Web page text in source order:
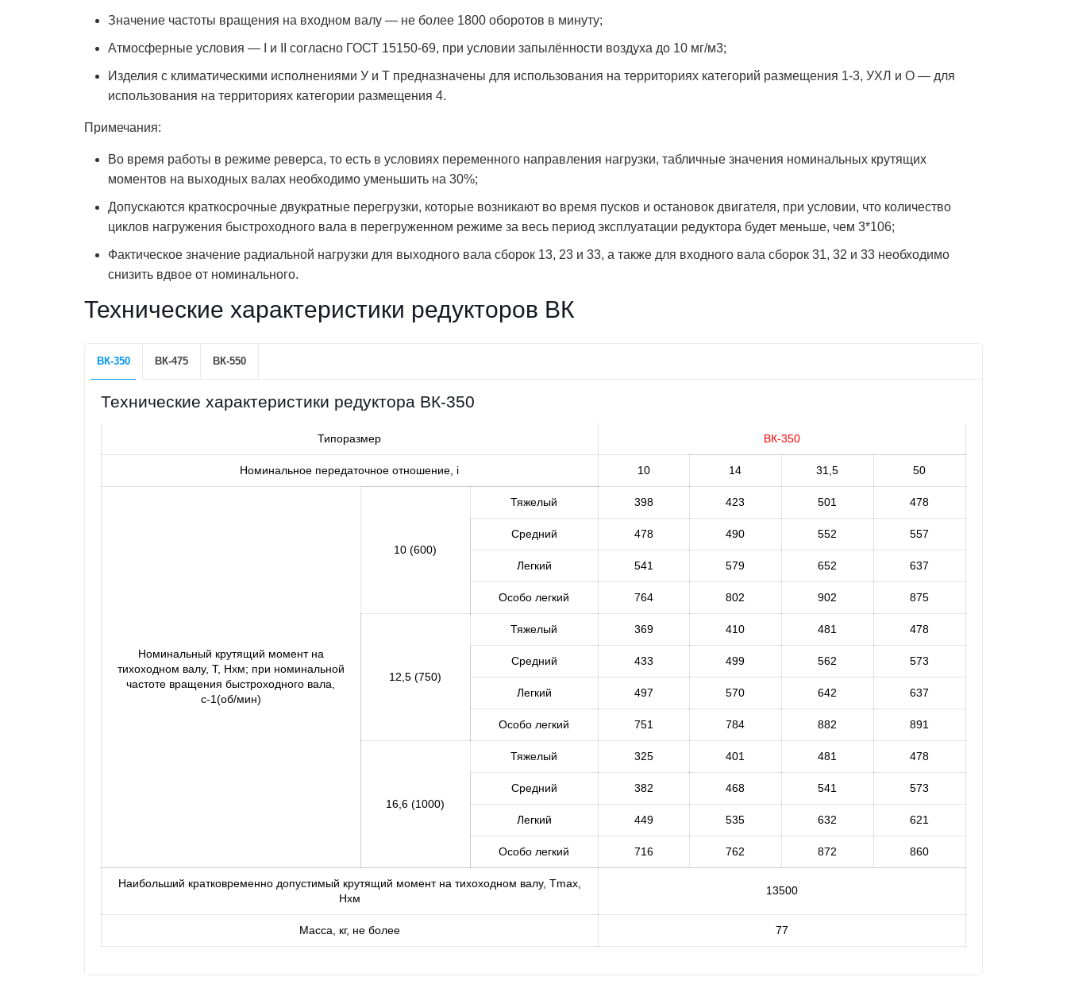
Значение частоты вращения на входном валу — не более 1800 оборотов в минуту;
Атмосферные условия — I и II согласно ГОСТ 15150-69, при условии запылённости воздуха до 10 мг/м3;
Изделия с климатическими исполнениями У и Т предназначены для использования на территориях категорий размещения 1-3, УХЛ и О — для
использования на территориях категории размещения 4.
Примечания:
Во время работы в режиме реверса, то есть в условиях переменного направления нагрузки, табличные значения номинальных крутящих
моментов на выходных валах необходимо уменьшить на 30%;
Допускаются краткосрочные двукратные перегрузки, которые возникают во время пусков и остановок двигателя, при условии, что количество
циклов нагружения быстроходного вала в перегруженном режиме за весь период эксплуатации редуктора будет меньше, чем 3*106;
Фактическое значение радиальной нагрузки для выходного вала сборок 13, 23 и 33, а также для входного вала сборок 31, 32 и 33 необходимо
снизить вдвое от номинального.
Технические характеристики редукторов ВК
ВК-350 ВК-475 ВК-550
Технические характеристики редуктора ВК-350
Типоразмер ВК-350
Номинальное передаточное отношение, i 10 14 31,5 50
Номинальный крутящий момент на
тихоходном валу, Т, Нxм; при номинальной
частоте вращения быстроходного вала,
с-1(об/мин)
10 (600)
Тяжелый 398 423 501 478
Средний 478 490 552 557
Легкий 541 579 652 637
Особо легкий 764 802 902 875
12,5 (750)
Тяжелый 369 410 481 478
Средний 433 499 562 573
Легкий 497 570 642 637
Особо легкий 751 784 882 891
16,6 (1000)
Тяжелый 325 401 481 478
Средний 382 468 541 573
Легкий 449 535 632 621
Особо легкий 716 762 872 860
Наибольший кратковременно допустимый крутящий момент на тихоходном валу, Тmax,
Нxм
13500
Масса, кг, не более 77